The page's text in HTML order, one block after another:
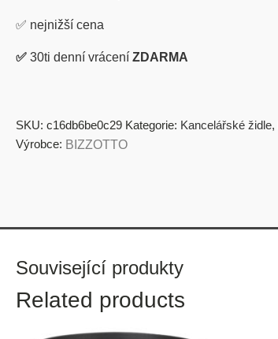
✅ nejnižší cena
✅ 30ti denní vrácení ZDARMA
SKU: c16db6be0c29 Kategorie: Kancelářské židle,
Výrobce: BIZZOTTO
Související produkty
Related products